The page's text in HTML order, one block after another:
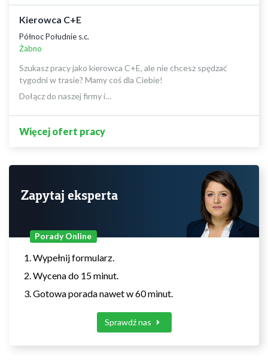
Kierowca C+E
Północ Południe s.c.
Żabno
Szukasz pracy jako kierowca C+E, ale nie chcesz spędzać
tygodni w trasie? Mamy coś dla Ciebie!
Dołącz do naszej firmy i…
Więcej ofert pracy
Zapytaj eksperta
Porady Online
Wypełnij formularz.
Wycena do 15 minut.
Gotowa porada nawet w 60 minut.
Sprawdź nas